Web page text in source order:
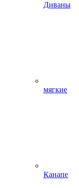
Диваны
мягкие
Канапе